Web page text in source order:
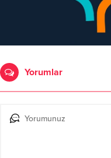
Yorumlar